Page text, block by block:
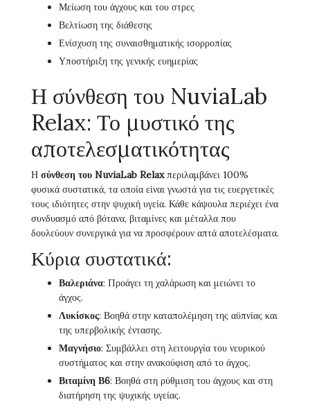
Μείωση του άγχους και του στρες
Βελτίωση της διάθεσης
Ενίσχυση της συναισθηματικής ισορροπίας
Υποστήριξη της γενικής ευημερίας
Η σύνθεση του NuviaLab
Relax: Το μυστικό της
αποτελεσματικότητας
Η σύνθεση του NuviaLab Relaxπεριλαμβάνει 100%
φυσικά συστατικά, τα οποία είναι γνωστά για τις ευεργετικές
τους ιδιότητες στην ψυχική υγεία. Κάθε κάψουλα περιέχει ένα
συνδυασμό από βότανα, βιταμίνες και μέταλλα που
δουλεύουν συνεργικά για να προσφέρουν απτά αποτελέσματα.
Κύρια συστατικά:
Βαλεριάνα: Προάγει τη χαλάρωση και μειώνει το
άγχος.
Λυκίσκος: Βοηθά στην καταπολέμηση της αϋπνίας και
της υπερβολικής έντασης.
Μαγνήσιο: Συμβάλλει στη λειτουργία του νευρικού
συστήματος και στην ανακούφιση από το άγχος.
Βιταμίνη Β6: Βοηθά στη ρύθμιση του άγχους και στη
διατήρηση της ψυχικής υγείας.